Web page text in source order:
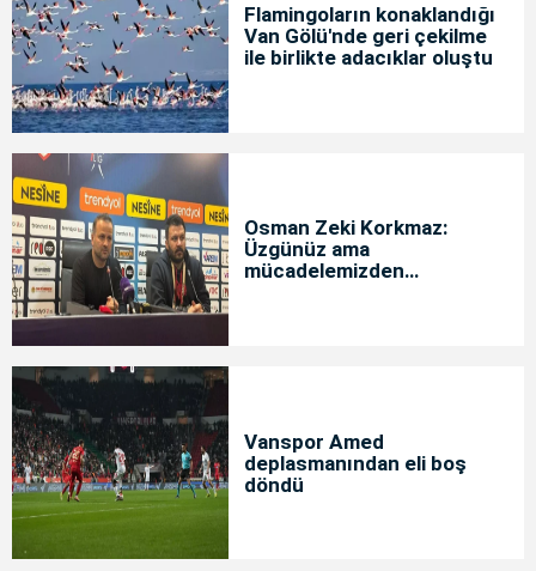
Flamingoların konaklandığı
Van Gölü'nde geri çekilme
ile birlikte adacıklar oluştu
Osman Zeki Korkmaz:
Üzgünüz ama
mücadelemizden
Vanspor Amed
deplasmanından eli boş
döndü